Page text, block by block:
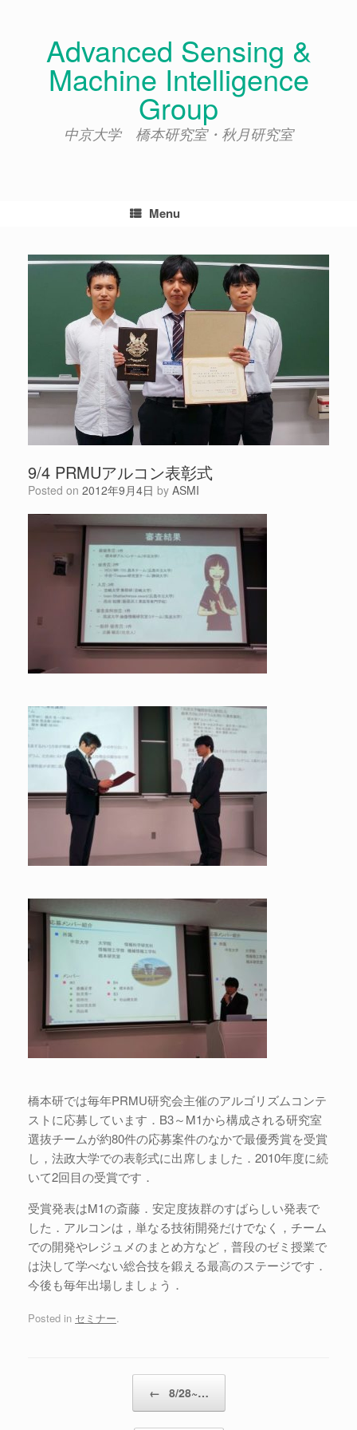
Advanced Sensing &
Machine Intelligence
Group
中京大学 橋本研究室・秋月研究室
Menu
9/4 PRMUアルコン表彰式
Posted on 2012年9月4日 by ASMI
橋本研では毎年PRMU研究会主催のアルゴリズムコンテ
ストに応募しています．B3～M1から構成される研究室
選抜チームが約80件の応募案件のなかで最優秀賞を受賞
し，法政大学での表彰式に出席しました．2010年度に続
いて2回目の受賞です．
受賞発表はM1の斎藤．安定度抜群のすばらしい発表で
した．アルコンは，単なる技術開発だけでなく，チーム
での開発やレジュメのまとめ方など，普段のゼミ授業で
は決して学べない総合技を鍛える最高のステージです．
今後も毎年出場しましょう．
Posted in セミナー.
← 8/28~…